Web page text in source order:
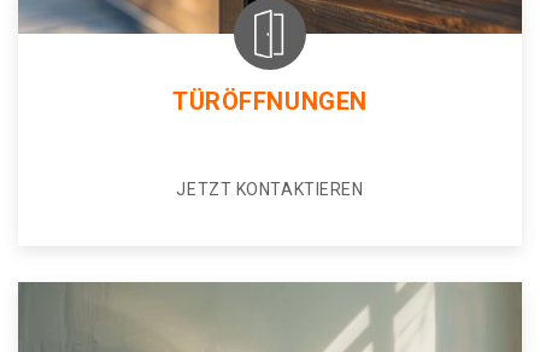
TÜRÖFFNUNGEN
JETZT KONTAKTIEREN